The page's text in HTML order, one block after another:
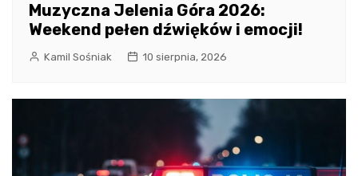
Muzyczna Jelenia Góra 2026:
Weekend pełen dźwięków i emocji!
Kamil Sośniak 10 sierpnia, 2026